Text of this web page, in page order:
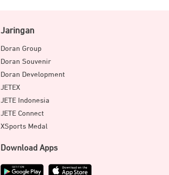
Jaringan
Doran Group
Doran Souvenir
Doran Development
JETEX
JETE Indonesia
JETE Connect
XSports Medal
Download Apps